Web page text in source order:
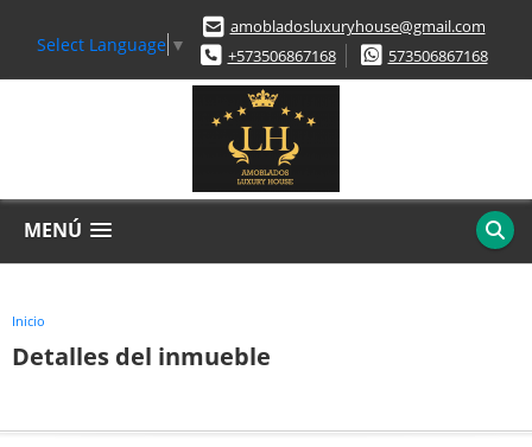
Select Language ▼
amobladosluxuryhouse@gmail.com
+573506867168
573506867168
MENÚ
Inicio
Detalles del inmueble